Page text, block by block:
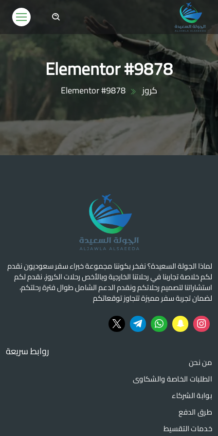
Elementor #9878
كروز Elementor #9878
لماذا الجولة السعيدة؟ نفخر بكوننا مجموعة خبراء سفر سعوديون نقدم
لكم خلاصة تجاربنا في رحلاتنا الخارجية وبالأخص رحلات الكروز، نقدم لكم
استشاراتنا لتصميم رحلاتكم ونقدم الدعم الشامل طوال فترة رحلتكم،
لضمان تجربة سفر مميزة تتجاوز توقعاتكم
روابط سريعة
من نحن
الطلبات الخاصة والشكاوى
بوابة الشركاء
طرق الدفع
خدمات التقسيط